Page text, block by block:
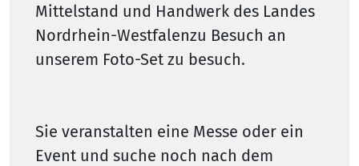
Mittelstand und Handwerk des Landes
Nordrhein-Westfalenzu Besuch an
unserem Foto-Set zu besuch.
Sie veranstalten eine Messe oder ein
Event und suche noch nach dem